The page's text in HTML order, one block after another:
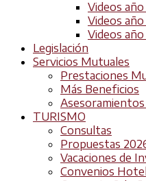
Videos
Videos
Videos año
Legislación
Servicios Mutuales
Prestaciones
Más Beneficios
Asesoramientos
TURISMO
Consultas
Propuestas
Vacaciones de
Convenios